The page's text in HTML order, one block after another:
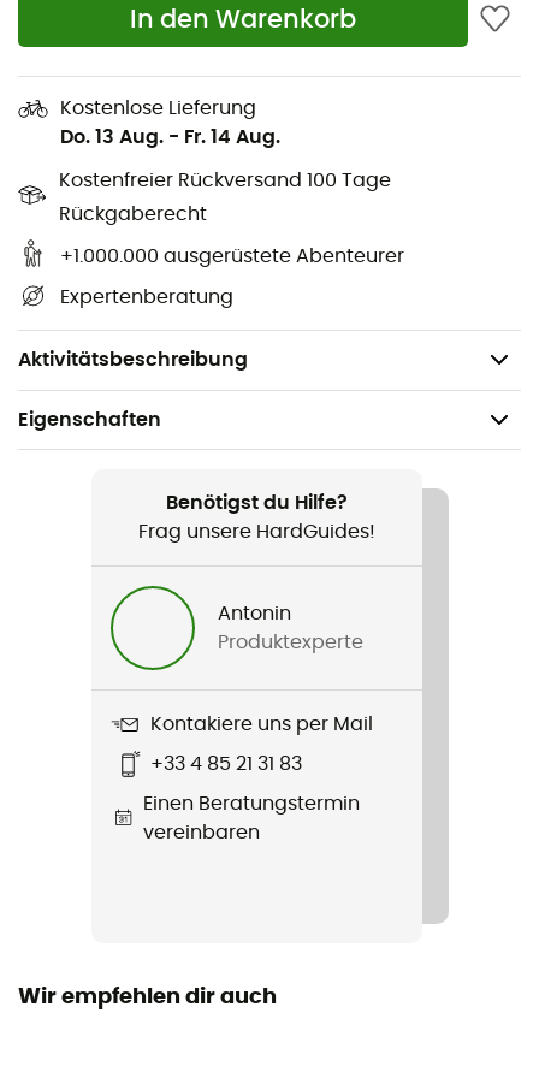
In den Warenkorb
Kostenlose Lieferung
Do. 13 Aug. - Fr. 14 Aug.
Kostenfreier Rückversand 100 Tage
Rückgaberecht
+1.000.000 ausgerüstete Abenteurer
Expertenberatung
Aktivitätsbeschreibung
Feater-Schlaufen: Möglichkeit, eine Wärmetasche
hinzuzufügen.
Kammernkonstruktion: H-Kammern, V-förmig
(oben), vorgeformter Fuß mit mehreren Kammern.
Inklusive: Schlafsack, Kompressionssack,
Aufbewahrungstasche.
Einsatzmöglichkeiten: Der optimale Begleiter für
Wanderungen, Radfahren, Backpacking und
Camping vom Frühling bis zum Herbst.
Eigenschaften
Wandern / Trekking / Camping / Biwak
Herren / Damen
900 g (175 cm) / 1 050 g (185 cm) / 1 250 g (200 cm)
Biopod Downwool Subzero
Benötigst du Hilfe?
Frag unsere HardGuides!
Antonin
Produktexperte
Kontakiere uns per Mail
+33 4 85 21 31 83
Einen Beratungstermin
vereinbaren
Wir empfehlen dir auch